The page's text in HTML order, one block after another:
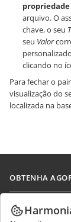
propriedade
arquivo. O
chave, o seu
seu Valor
clicando no
Para fechar o
visualização do
localizada na
OBTENHA
Docs
DocSpace
COLABORAR